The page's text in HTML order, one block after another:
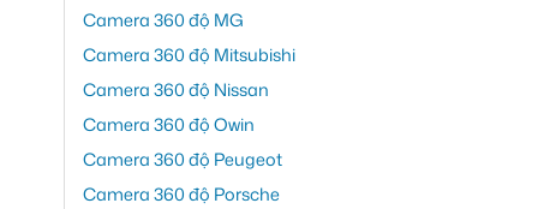
Camera 360 độ MG
Camera 360 độ Mitsubishi
Camera 360 độ Nissan
Camera 360 độ Owin
Camera 360 độ Peugeot
Camera 360 độ Porsche